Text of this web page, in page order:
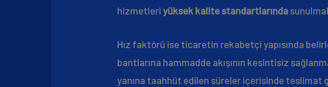
hizmetleriyüksek kalite standartlarında
Hız faktörü ise ticaretin rekabetçi yapısında
bantlarına hammadde akışının kesintisiz
yanına taahhüt edilen süreler içerisinde teslimat